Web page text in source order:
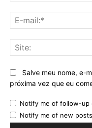
Salve meu nome, e-
próxima vez que eu
Notify me of follow-up
Notify me of new